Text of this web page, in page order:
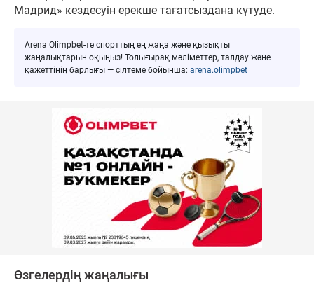
Мадрид» кездесуін ерекше тағатсыздана күтуде.
Arena Olimpbet-те спорттың ең жаңа және қызықты
жаңалықтарын оқыңыз! Толығырақ мәліметтер, талдау және
қажеттінің барлығы — сілтеме бойынша: arena.olimpbet